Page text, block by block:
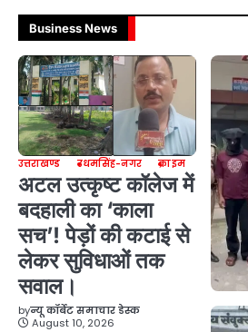
Business News
उत्तराखण्ड उधमसिंह-नगर क्राइम
अटल उत्कृष्ट कॉलेज में
बदहाली का ‘काला
सच’! पेड़ों की कटाई से
लेकर सुविधाओं तक
सवाल।
byन्यू कॉर्बेट समाचार डेस्क
August 10, 2026